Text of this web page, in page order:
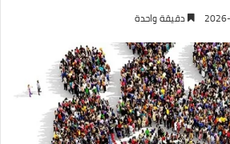
دقيقة واحدة